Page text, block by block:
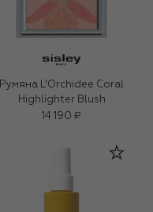
Румяна L'Orchidee Coral
Highlighter Blush
14 190 ₽